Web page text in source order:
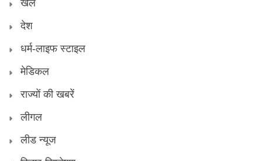
खेल
देश
धर्म-लाइफ स्टाइल
मेडिकल
राज्यों की खबरें
लीगल
लीड न्यूज